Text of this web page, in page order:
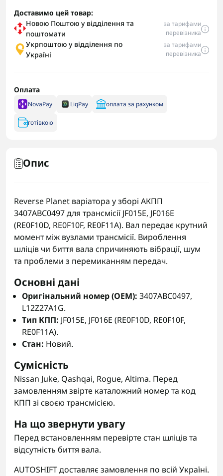
Доставимо цей товар:
Новою Поштою у відділення та
поштомати
за тарифами
перевізника
Укрпоштою у відділення по
Україні
за тарифами
перевізника
Оплата
NovaPay LiqPay оплата за рахунком
готівкою
Опис
Reverse Planet варіатора у зборі АКПП
3407ABC0497 для трансмісії JF015E, JF016E
(RE0F10D, RE0F10F, RE0F11A). Вал передає крутний
момент між вузлами трансмісії. Вироблення
шліців чи биття вала спричиняють вібрації, шум
та проблеми з перемиканням передач.
Основні дані
Оригінальний номер (OEM): 3407ABC0497,
L12Z27A1G.
Тип КПП: JF015E, JF016E (RE0F10D, RE0F10F,
RE0F11A).
Стан: Новий.
Сумісність
Nissan Juke, Qashqai, Rogue, Altima. Перед
замовленням звірте каталожний номер та код
КПП зі своєю трансмісією.
На що звернути увагу
Перед встановленням перевірте стан шліців та
відсутність биття вала.
AUTOSHIFT доставляє замовлення по всій Україні.